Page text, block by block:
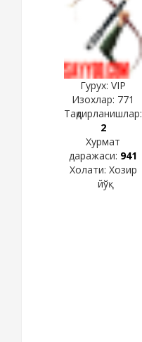
Гурух: VIP
Изохлар: 771
Тақдирланишлар:
2
Хурмат
даражаси: 941
Холати: Хозир
йўқ